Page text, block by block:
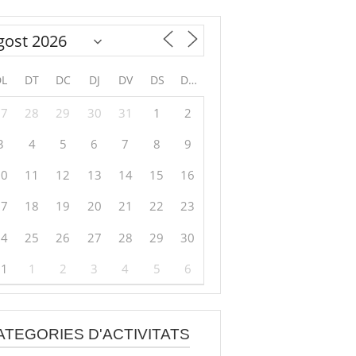
DT DC DJ DV DS DG
28 29 30 31 1
2
4 5 6 7 8
9
11 12 13 14 15
16
18 19 20 21 22
23
25 26 27 28 29
30
1 2 3 4 5 6
D'ACTIVITATS